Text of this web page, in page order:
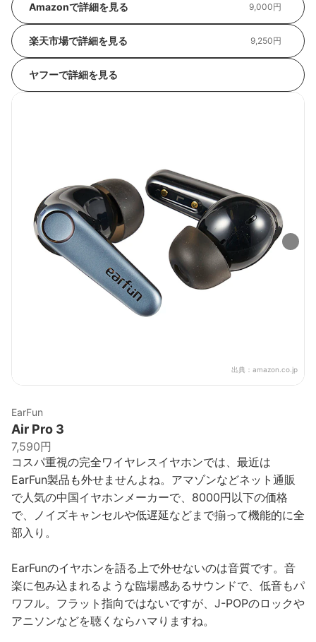
Amazonで詳細を見る 9,000円
楽天市場で詳細を見る 9,250円
ヤフーで詳細を見る
出典： amazon.co.jp
EarFun
Air Pro 3
7,590円
コスパ重視の完全ワイヤレスイヤホンでは、最近は
EarFun製品も外せませんよね。アマゾンなどネット通販
で人気の中国イヤホンメーカーで、8000円以下の価格
で、ノイズキャンセルや低遅延などまで揃って機能的に全
部入り。
EarFunのイヤホンを語る上で外せないのは音質です。音
楽に包み込まれるような臨場感あるサウンドで、低音もパ
ワフル。フラット指向ではないですが、J-POPのロックや
アニソンなどを聴くならハマりますね。